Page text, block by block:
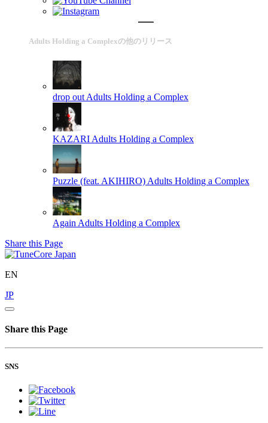
Adults Holding a Complexの他のリリース
drop out Adults Holding a Complex
KAZARI Adults Holding a Complex
Puzzle (feat. AKIHIRO) Adults Holding a Complex
Again Adults Holding a Complex
Share this Page
EN
JP
Share this Page
SNS